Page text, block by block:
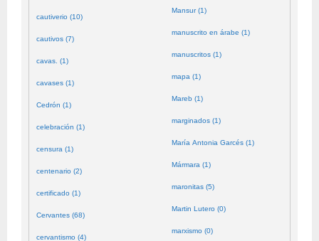
cautiverio (10)
cautivos (7)
cavas. (1)
cavases (1)
Cedrón (1)
celebración (1)
censura (1)
centenario (2)
certificado (1)
Cervantes (68)
cervantismo (4)
Mansur (1)
manuscrito en árabe (1)
manuscritos (1)
mapa (1)
Mareb (1)
marginados (1)
María Antonia Garcés (1)
Mármara (1)
maronitas (5)
Martin Lutero (0)
marxismo (0)